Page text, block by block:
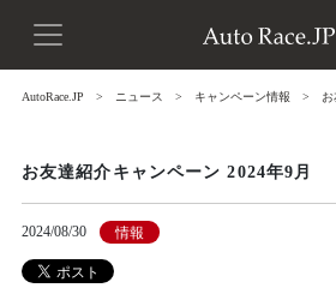
AutoRace.JP ニュース キャンペーン情報
お友達紹介キャンペーン 2024年9月
2024/08/30 情報